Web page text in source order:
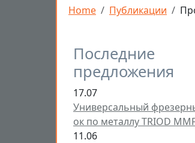
Строка
Home Публикации
Последние
предложения
17.07
Универсальный
ок по металлу TRIOD
11.06